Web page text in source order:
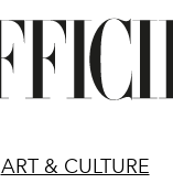
ART & CULTURE